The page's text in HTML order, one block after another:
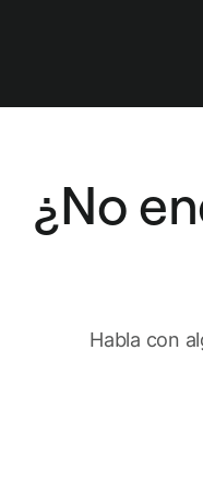
¿No
Habla con